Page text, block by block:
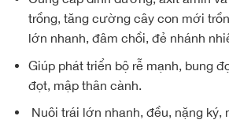
trồng, tăng cường cây con mới
lớn nhanh, đâm chồi, đẻ nhánh
Giúp phát triển bộ rễ mạnh, bung
đọt, mập thân cành.
Nuôi trái lớn nhanh, đều, nặng ký,